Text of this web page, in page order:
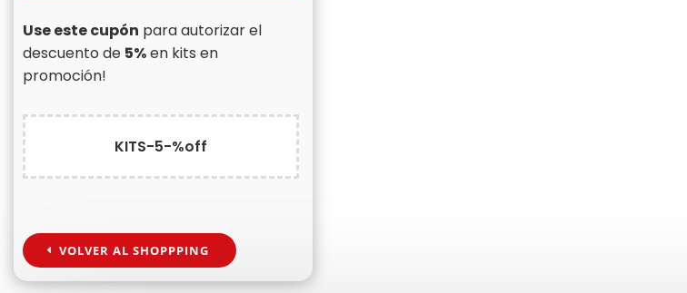
Use este cupón para autorizar el
descuento de 5%en kits en
promoción!
KITS-5-%off
VOLVER AL SHOPPPING